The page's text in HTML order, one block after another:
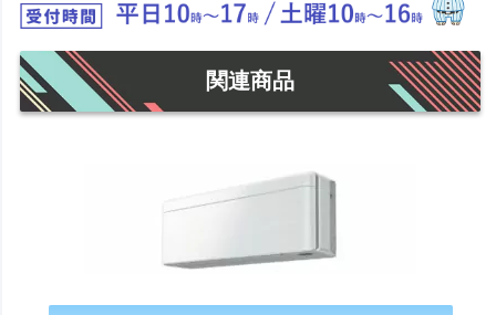
関連商品